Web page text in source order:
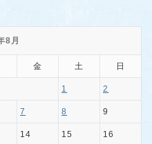
8月
金 土 日
1 2
7 8 9
14 15 16